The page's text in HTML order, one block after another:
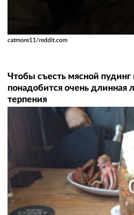
catmore11/reddit.com
Чтобы съесть мясной пудинг
понадобится очень длинная
терпения